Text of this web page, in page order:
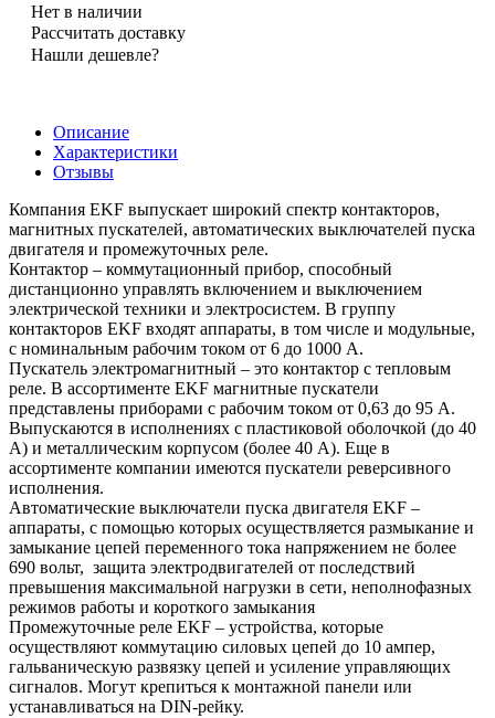
Нет в наличии
Рассчитать доставку
Нашли дешевле?
Описание
Характеристики
Отзывы
Компания EKF выпускает широкий спектр контакторов,
магнитных пускателей, автоматических выключателей пуска
двигателя и промежуточных реле.
Контактор – коммутационный прибор, способный
дистанционно управлять включением и выключением
электрической техники и электросистем. В группу
контакторов EKF входят аппараты, в том числе и модульные,
с номинальным рабочим током от 6 до 1000 А.
Пускатель электромагнитный – это контактор с тепловым
реле. В ассортименте EKF магнитные пускатели
представлены приборами с рабочим током от 0,63 до 95 А.
Выпускаются в исполнениях с пластиковой оболочкой (до 40
А) и металлическим корпусом (более 40 А). Еще в
ассортименте компании имеются пускатели реверсивного
исполнения.
Автоматические выключатели пуска двигателя EKF –
аппараты, с помощью которых осуществляется размыкание и
замыкание цепей переменного тока напряжением не более
690 вольт, защита электродвигателей от последствий
превышения максимальной нагрузки в сети, неполнофазных
режимов работы и короткого замыкания
Промежуточные реле EKF – устройства, которые
осуществляют коммутацию силовых цепей до 10 ампер,
гальваническую развязку цепей и усиление управляющих
сигналов. Могут крепиться к монтажной панели или
устанавливаться на DIN-рейку.